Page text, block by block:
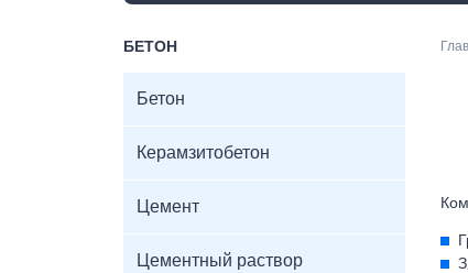
БЕТОН
Бетон
Керамзитобетон
Цемент
Цементный раствор